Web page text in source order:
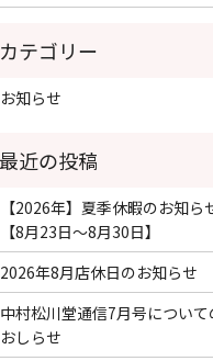
お知らせ
【2026年】夏季休暇のお知ら
【8月23日〜8月30日】
2026年8月店休日のお知らせ
中村松川堂通信7月号について
おしらせ